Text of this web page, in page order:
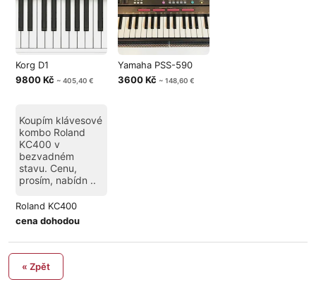
Korg D1
9800 Kč ~ 405,40 €
Yamaha PSS-590
3600 Kč ~ 148,60 €
Koupím klávesové
kombo Roland
KC400 v
bezvadném
stavu. Cenu,
prosím, nabídn ..
Roland KC400
cena dohodou
« Zpět